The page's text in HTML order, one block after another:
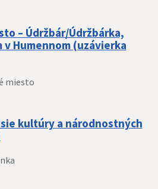
– Údržbár/Údržbárka,
Humennom (uzávierka
miesto
kultúry a národnostných